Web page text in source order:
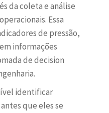
da coleta e análise
Essa
de pressão,
informações
de decision
identificar
que eles se